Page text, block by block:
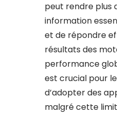
peut rendre plus
information
et de répondre
résultats des
performance
est crucial pour
d’adopter des
malgré cette